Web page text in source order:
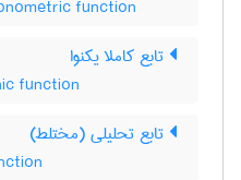
function
تابع کاملا یکنوا
function
تابع تحلیلی (مختلط)